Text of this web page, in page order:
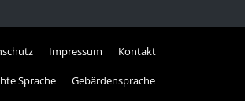
Impressum Kontakt
Sprache Gebärdensprache